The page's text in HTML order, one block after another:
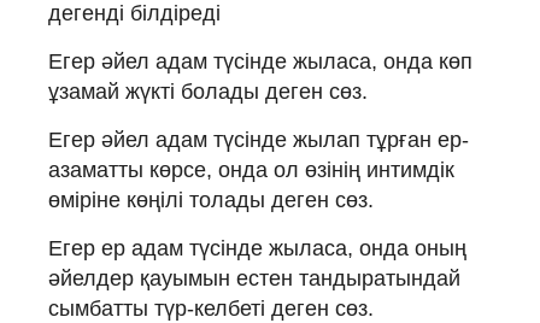
дегенді білдіреді
Егер әйел адам түсінде жыласа, онда көп
ұзамай жүкті болады деген сөз.
Егер әйел адам түсінде жылап тұрған ер-
азаматты көрсе, онда ол өзінің интимдік
өміріне көңілі толады деген сөз.
Егер ер адам түсінде жыласа, онда оның
әйелдер қауымын естен тандыратындай
сымбатты түр-келбеті деген сөз.